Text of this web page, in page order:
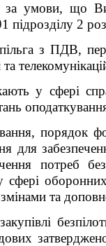
за умови, що
1 підрозділу 2
з ПДВ,
у сфері
порядок
для
потреб
сфері оборонних
та